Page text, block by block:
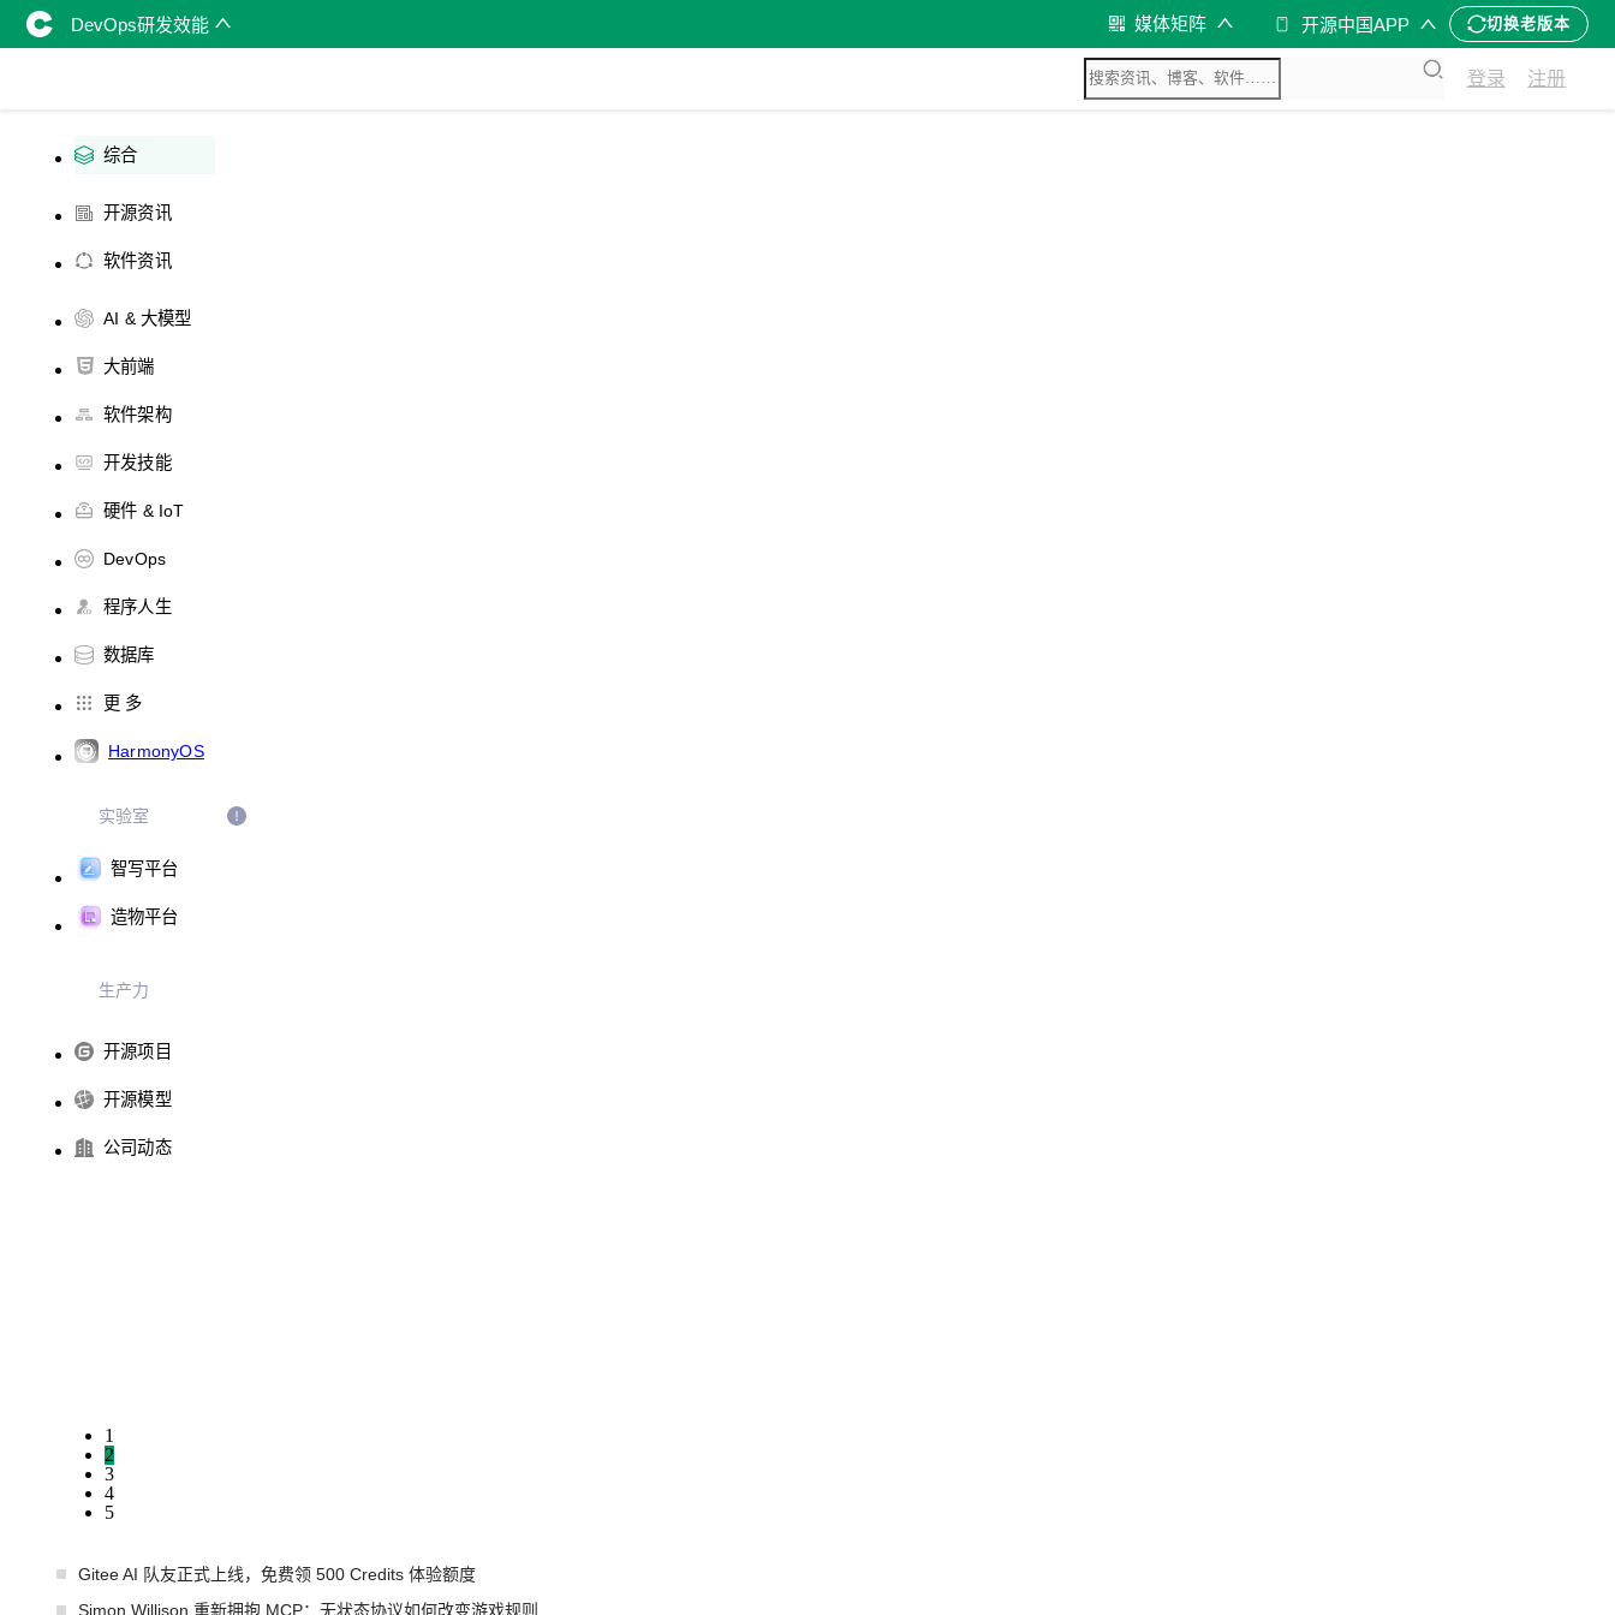
DevOps研发效能 媒体矩阵 开源中国APP 切换老版本
登录 注册
综合
开源资讯
软件资讯
AI & 大模型
大前端
软件架构
开发技能
硬件 & IoT
DevOps
程序人生
数据库
更 多
HarmonyOS
实验室
智写平台
造物平台
生产力
开源项目
开源模型
公司动态
1
2
3
4
5
Gitee AI 队友正式上线，免费领 500 Credits 体验额度
Simon Willison 重新拥抱 MCP：无状态协议如何改变游戏规则